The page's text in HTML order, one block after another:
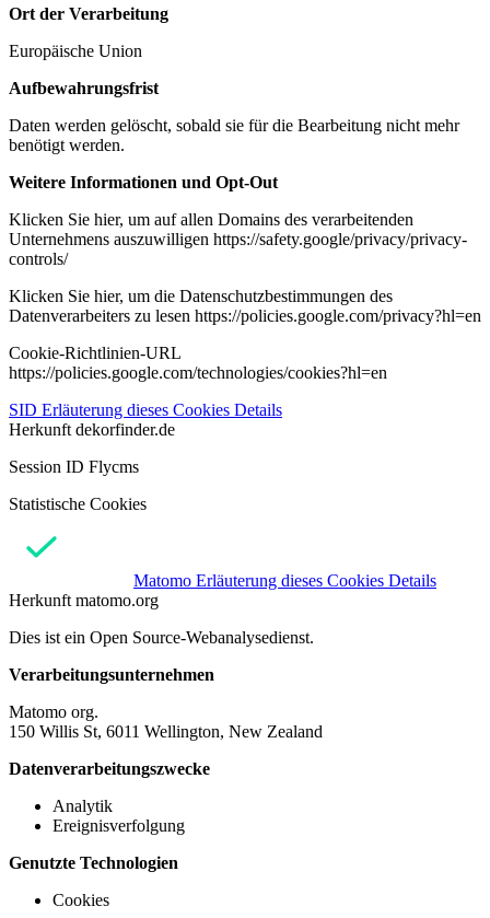
Ort der Verarbeitung
Europäische Union
Aufbewahrungsfrist
Daten werden gelöscht, sobald sie für die Bearbeitung nicht mehr
benötigt werden.
Weitere Informationen und Opt-Out
Klicken Sie hier, um auf allen Domains des verarbeitenden
Unternehmens auszuwilligen https://safety.google/privacy/privacy-
controls/
Klicken Sie hier, um die Datenschutzbestimmungen des
Datenverarbeiters zu lesen https://policies.google.com/privacy?hl=en
Cookie-Richtlinien-URL
https://policies.google.com/technologies/cookies?hl=en
SID Erläuterung dieses Cookies Details
Herkunft dekorfinder.de
Session ID Flycms
Statistische Cookies
Matomo Erläuterung dieses Cookies Details
Herkunft matomo.org
Dies ist ein Open Source-Webanalysedienst.
Verarbeitungsunternehmen
Matomo org.
150 Willis St, 6011 Wellington, New Zealand
Datenverarbeitungszwecke
Analytik
Ereignisverfolgung
Genutzte Technologien
Cookies